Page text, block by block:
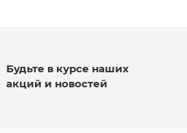
Будьте в курсе наших
акций и новостей